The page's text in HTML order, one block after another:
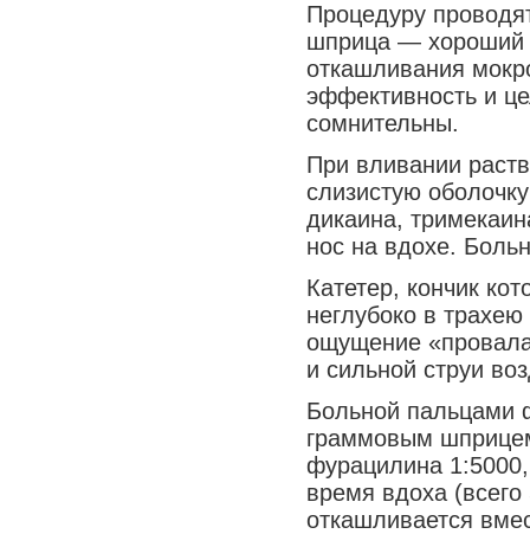
Процедуру
шприца — хороший
откашливания
эффективность и
сомнительны.
При вливании
слизистую
дикаина,
нос на вдохе.
Катетер, кончик
неглубоко в
ощущение
и сильной струи
Больной пальцами
граммовым
фурацилина
время вдоха
откашливается